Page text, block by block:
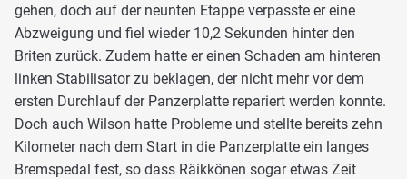
gehen, doch auf der neunten Etappe verpasste er eine
Abzweigung und fiel wieder 10,2 Sekunden hinter den
Briten zurück. Zudem hatte er einen Schaden am hinteren
linken Stabilisator zu beklagen, der nicht mehr vor dem
ersten Durchlauf der Panzerplatte repariert werden konnte.
Doch auch Wilson hatte Probleme und stellte bereits zehn
Kilometer nach dem Start in die Panzerplatte ein langes
Bremspedal fest, so dass Räikkönen sogar etwas Zeit